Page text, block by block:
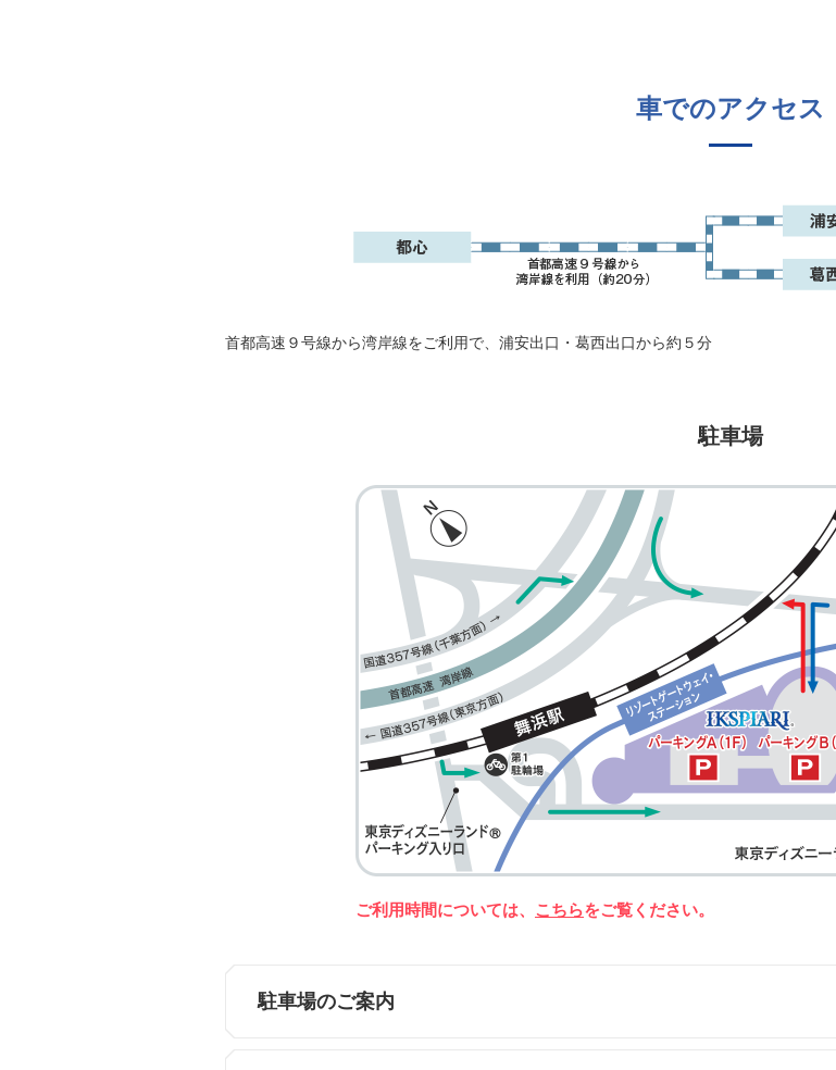
車でのアクセス
首都高速９号線から湾岸線をご利用で、浦安出口・葛西出口から約５分
駐車場
ご利用時間については、 こちらをご覧ください。
駐車場のご案内